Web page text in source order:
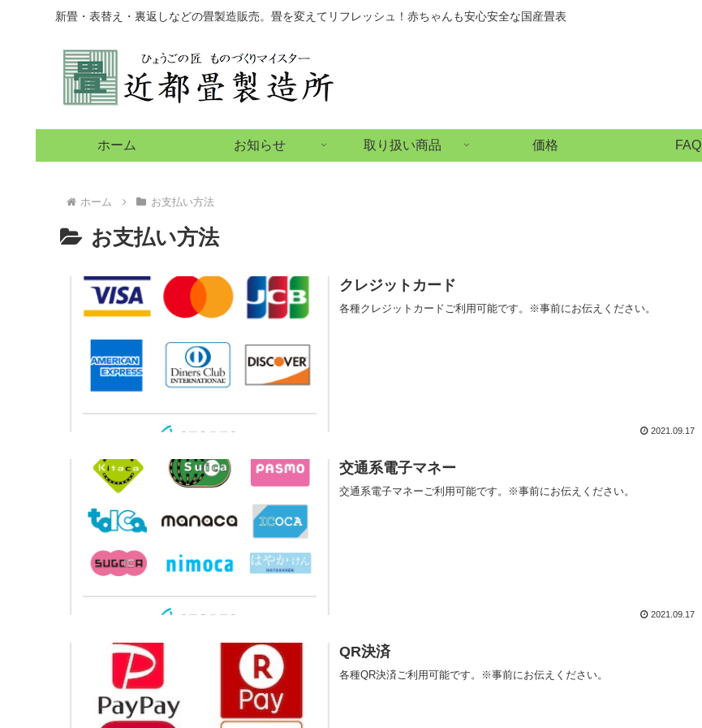
新畳・表替え・裏返しなどの畳製造販売。畳を変えてリフレッシュ！赤ちゃんも安心安全な国産畳表
ホーム お知らせ 取り扱い商品 価格 FAQ
ホーム お支払い方法
お支払い方法
クレジットカード
各種クレジットカードご利用可能です。※事前にお伝えください。
2021.09.17
交通系電子マネー
交通系電子マネーご利用可能です。※事前にお伝えください。
2021.09.17
QR決済
各種QR決済ご利用可能です。※事前にお伝えください。